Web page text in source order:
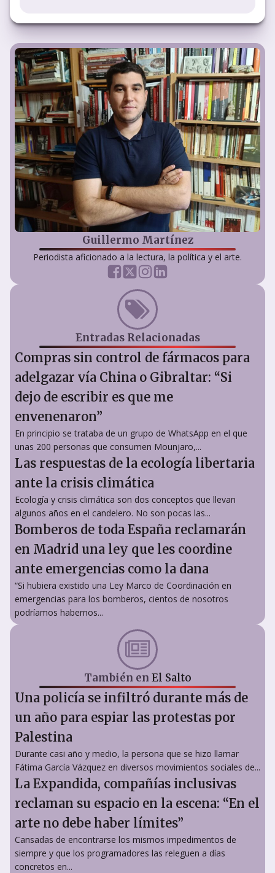
Guillermo Martínez
Periodista aficionado a la lectura, la política y el arte.
Entradas Relacionadas
Compras sin control de fármacos para
adelgazar vía China o Gibraltar: “Si
dejo de escribir es que me
envenenaron”
En principio se trataba de un grupo de WhatsApp en el que
unas 200 personas que consumen Mounjaro,...
Las respuestas de la ecología libertaria
ante la crisis climática
Ecología y crisis climática son dos conceptos que llevan
algunos años en el candelero. No son pocas las...
Bomberos de toda España reclamarán
en Madrid una ley que les coordine
ante emergencias como la dana
“Si hubiera existido una Ley Marco de Coordinación en
emergencias para los bomberos, cientos de nosotros
podríamos habernos...
También en El Salto
Una policía se infiltró durante más de
un año para espiar las protestas por
Palestina
Durante casi año y medio, la persona que se hizo llamar
Fátima García Vázquez en diversos movimientos sociales de...
La Expandida, compañías inclusivas
reclaman su espacio en la escena: “En el
arte no debe haber límites”
Cansadas de encontrarse los mismos impedimentos de
siempre y que los programadores las releguen a días
concretos en...